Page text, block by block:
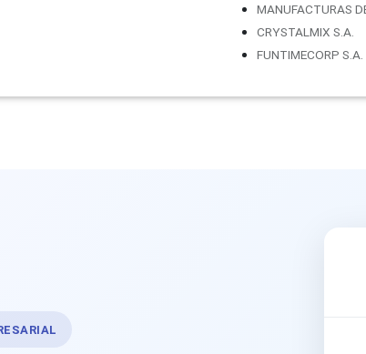
MANUFACTURAS
CRYSTALMIX S.A.
FUNTIMECORP S.A.